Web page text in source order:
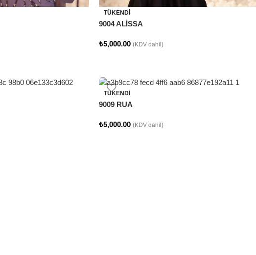
TÜKENDI
9004 ALİSSA
₺5,000.00 (KDV dahil)
TÜKENDI
9009 RUA
₺5,000.00 (KDV dahil)